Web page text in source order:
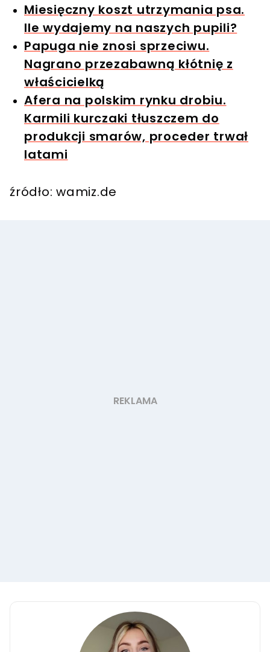
Miesięczny koszt utrzymania psa.
Ile wydajemy na naszych pupili?
Papuga nie znosi sprzeciwu.
Nagrano przezabawną kłótnię z
właścicielką
Afera na polskim rynku drobiu.
Karmili kurczaki tłuszczem do
produkcji smarów, proceder trwał
latami
źródło: wamiz.de